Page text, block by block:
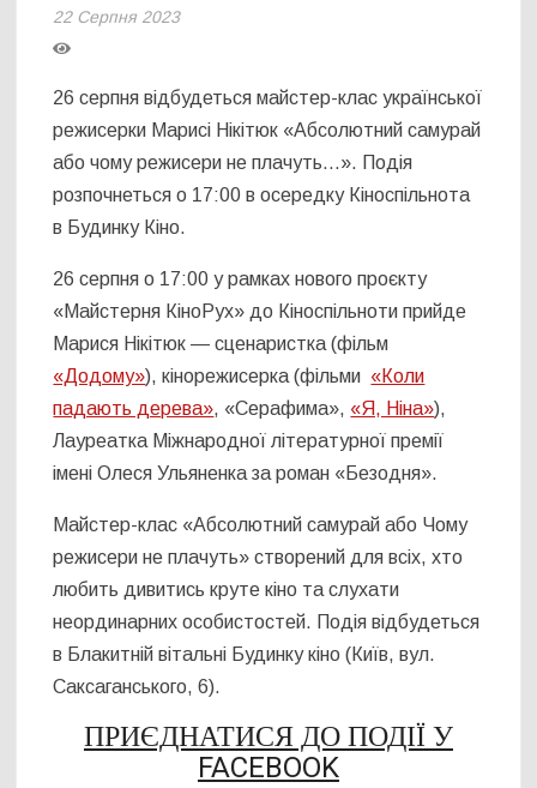
22 Серпня 2023
26 серпня відбудеться майстер-клас української
режисерки Марисі Нікітюк «Абсолютний самурай
або чому режисери не плачуть…». Подія
розпочнеться о 17:00 в осередку Кіноспільнота
в Будинку Кіно.
26 серпня о 17:00 у рамках нового проєкту
«Майстерня КіноРух» до Кіноспільноти прийде
Марися Нікітюк — сценаристка (фільм
«Додому»), кінорежисерка (фільми «Коли
падають дерева», «Серафима», «Я, Ніна»),
Лауреатка Міжнародної літературної премії
імені Олеся Ульяненка за роман «Безодня».
Майстер-клас «Абсолютний самурай або Чому
режисери не плачуть» створений для всіх, хто
любить дивитись круте кіно та слухати
неординарних особистостей. Подія відбудеться
в Блакитній вітальні Будинку кіно (Київ, вул.
Саксаганського, 6).
ПРИЄДНАТИСЯ ДО ПОДІЇ У
FACEBOOK